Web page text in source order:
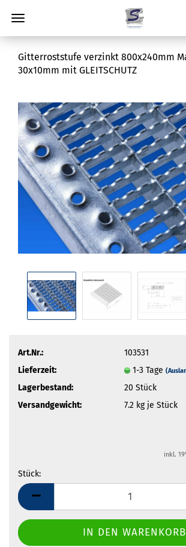
Gitterroststufe verzinkt 800x240mm
30x10mm mit GLEITSCHUTZ
Art.Nr.:
103531
Lieferzeit:
1-3 Tage
Lagerbestand: 20 Stück
Versandgewicht:
7.2kg je Stück
inkl.
Stück:
Stück